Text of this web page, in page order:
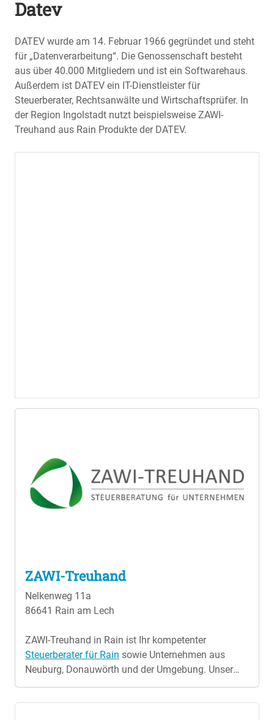
Datev
DATEV wurde am 14. Februar 1966 gegründet und steht
für „Datenverarbeitung“. Die Genossenschaft besteht
aus über 40.000 Mitgliedern und ist ein Softwarehaus.
Außerdem ist DATEV ein IT-Dienstleister für
Steuerberater, Rechtsanwälte und Wirtschaftsprüfer. In
der Region Ingolstadt nutzt beispielsweise ZAWI-
Treuhand aus Rain Produkte der DATEV.
ZAWI-Treuhand
Nelkenweg 11a
86641 Rain am Lech
ZAWI-Treuhand in Rain ist Ihr kompetenter
Steuerberater für Rain sowie Unternehmen aus
Neuburg, Donauwörth und der Umgebung. Unser
Steuerberatungsbüro ist die Anlaufstelle für Ärzte,